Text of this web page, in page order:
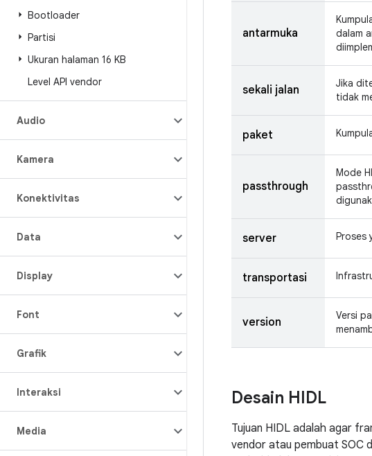
Bootloader
Partisi
Ukuran halaman 16 KB
Level API vendor
Audio
Kamera
Konektivitas
Data
Display
Font
Grafik
Interaksi
Media
antarmuka
dalam
sekali jalan
Jika
tidak
paket
passthrough
Mode
server Proses
transportasi
version
Versi
Desain HIDL
Tujuan HIDL adalah agar
vendor atau pembuat SOC